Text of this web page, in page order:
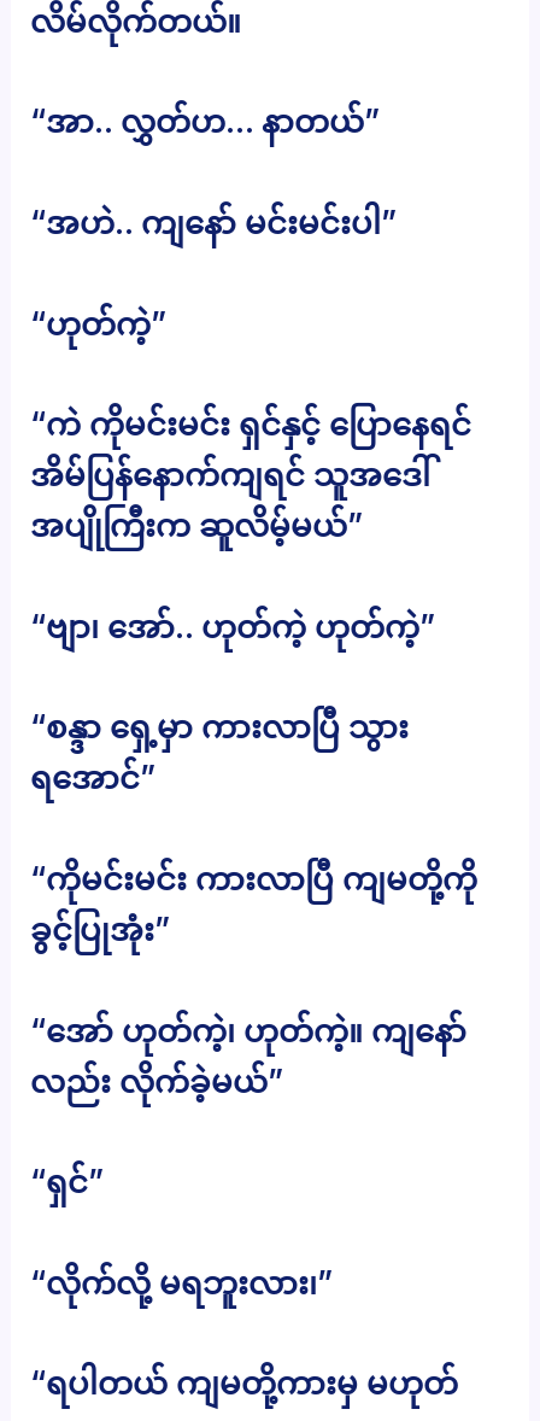
လိမ်လိုက်တယ်။
“အာ.. လွှတ်ဟ… နာတယ်”
“အဟဲ.. ကျနော် မင်းမင်းပါ”
“ဟုတ်ကဲ့”
“ကဲ ကိုမင်းမင်း ရှင်နှင့် ပြောနေရင်
အိမ်ပြန်နောက်ကျရင် သူအဒေါ်
အပျိုကြီးက ဆူလိမ့်မယ်”
“ဗျာ၊ အော်.. ဟုတ်ကဲ့ ဟုတ်ကဲ့”
“စန္ဒာ ရှေ့မှာ ကားလာပြီ သွား
ရအောင်”
“ကိုမင်းမင်း ကားလာပြီ ကျမတို့ကို
ခွင့်ပြုအုံး”
“အော် ဟုတ်ကဲ့၊ ဟုတ်ကဲ့။ ကျနော်
လည်း လိုက်ခဲ့မယ်”
“ရှင်”
“လိုက်လို့ မရဘူးလား၊”
“ရပါတယ် ကျမတို့ကားမှ မဟုတ်